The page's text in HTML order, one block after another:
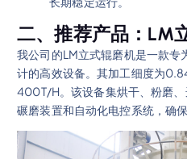
二、推荐产品：LM
我公司的LM立式辊磨机是一款专
计的高效设备。其加工细度为
400T/H。该设备集烘干、粉磨
碾磨装置和自动化电控系统，确